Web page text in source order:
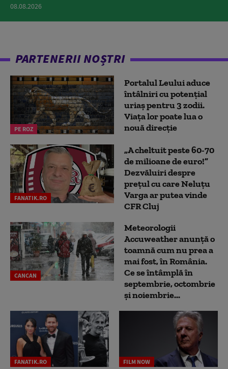
08.08.2026
PARTENERII NOȘTRI
PE ROZ
Portalul Leului aduce
întâlniri cu potențial
uriaș pentru 3 zodii.
Viața lor poate lua o
nouă direcție
FANATIK.RO
„A cheltuit peste 60-70
de milioane de euro!”
Dezvăluiri despre
prețul cu care Neluțu
Varga ar putea vinde
CFR Cluj
CANCAN
Meteorologii
Accuweather anunță o
toamnă cum nu prea a
mai fost, în România.
Ce se întâmplă în
septembrie, octombrie
și noiembrie...
FANATIK.RO FILM NOW